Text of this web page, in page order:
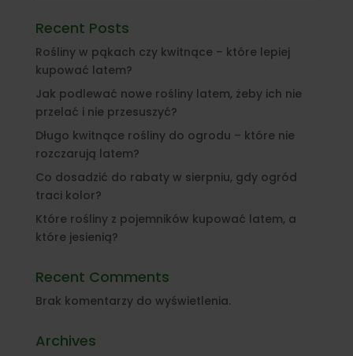
Recent Posts
Rośliny w pąkach czy kwitnące – które lepiej
kupować latem?
Jak podlewać nowe rośliny latem, żeby ich nie
przelać i nie przesuszyć?
Długo kwitnące rośliny do ogrodu – które nie
rozczarują latem?
Co dosadzić do rabaty w sierpniu, gdy ogród
traci kolor?
Które rośliny z pojemników kupować latem, a
które jesienią?
Recent Comments
Brak komentarzy do wyświetlenia.
Archives